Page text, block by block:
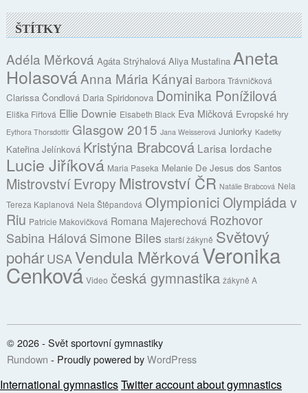
ŠTÍTKY
Adéla Měrková Agáta Strýhalová Aliya Mustafina Aneta
HolasováAnna Mária Kányai Barbora Trávničková
Clarissa Čondlová Daria Spiridonova Dominika Ponížilová
Eliška Fiřtová Ellie Downie Elsabeth Black Eva Mičková Evropské hry
Eythora Thorsdottir Glasgow 2015 Jana Weisserová Juniorky Kadetky
Kateřina Jelínková Kristýna Brabcová Larisa Iordache
Lucie Jiříková Maria Paseka Melanie De Jesus dos Santos
Mistrovství Evropy Mistrovství ČR Natálie Brabcová Nela
Tereza Kaplanová Nela Štěpandová OlympioniciOlympiáda v
Riu Patricie Makovičková Romana Majerechová Rozhovor
Sabina HálováSimone Biles starší žákyně Světový
pohárUSA Vendula MěrkováVeronika
Cenková Video česká gymnastika žákyně A
© 2026 - Svět sportovní gymnastiky
Rundown - Proudly powered byWordPress
International gymnasticsTwitter account about gymnastics